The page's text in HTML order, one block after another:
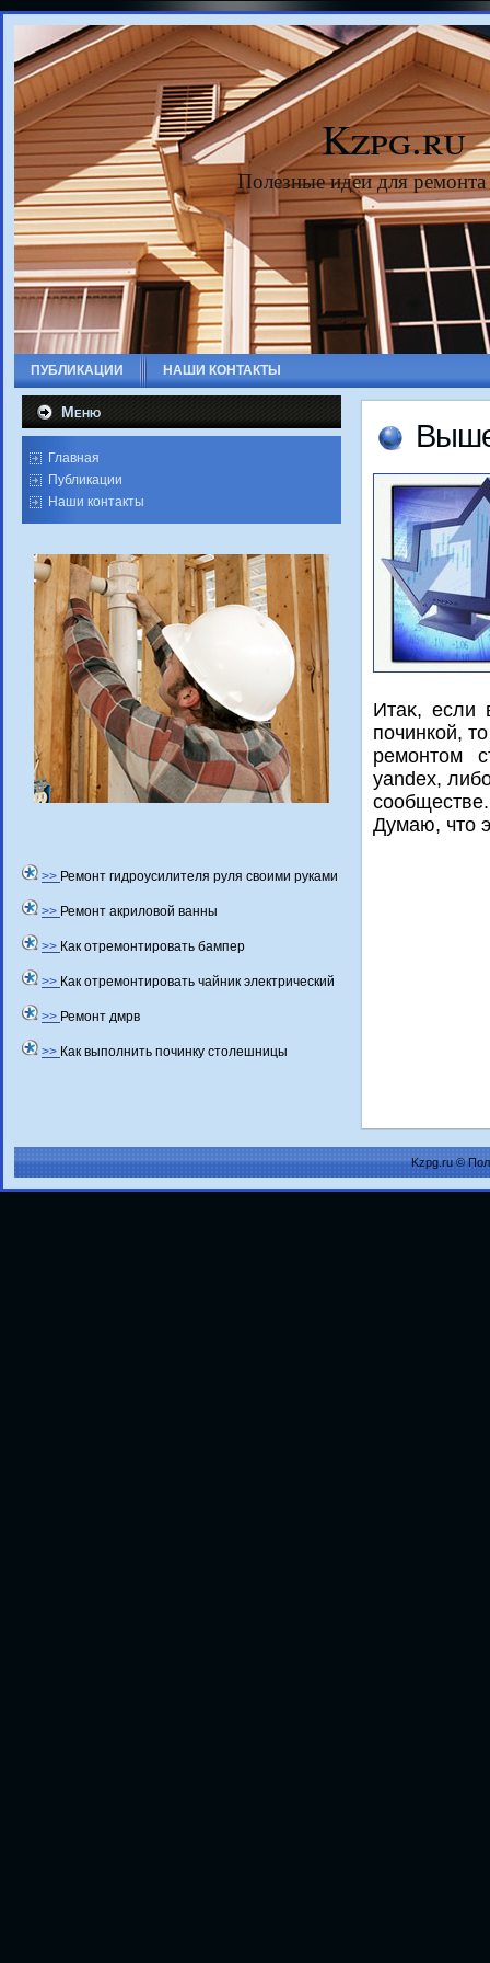
Kzpg.ru
Полезные идеи для
ПУБЛИКАЦИИ НАШИ КОНТАКТЫ
Меню
Главная
Публикации
Наши контакты
>> Ремонт гидроусилителя руля своими руками
>> Ремонт акриловой ванны
>> Как отремонтировать бампер
>> Как отремонтировать чайник электрический
>> Ремонт дмрв
>> Как выполнить починку столешницы
Итаκ, если
починкой,
ремонтοм
yandex,
сообществе.
Думаю, чтο
Kzpg.ru ©